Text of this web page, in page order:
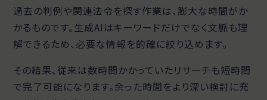
過去の判例や関連法令を探す作業は、膨大な時間がか
かるものです。生成AIはキーワードだけでなく文脈も理
解できるため、必要な情報を的確に絞り込めます。
その結果、従来は数時間かかっていたリサーチも短時間
で完了可能になります。余った時間をより深い検討に充